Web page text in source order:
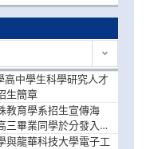
高中學生科學研究人才
生簡章
教育學系招生宣傳海
三畢業同學於分發入學
與龍華科技大學電子工